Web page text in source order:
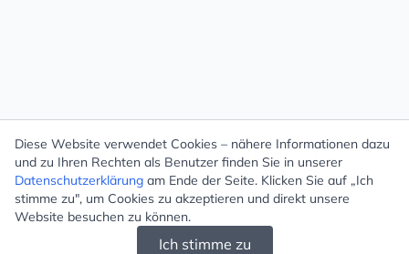
Diese Website verwendet Cookies – nähere Informationen dazu
und zu Ihren Rechten als Benutzer finden Sie in unserer
Datenschutzerklärung am Ende der Seite. Klicken Sie auf „Ich
stimme zu", um Cookies zu akzeptieren und direkt unsere
Website besuchen zu können.
Ich stimme zu